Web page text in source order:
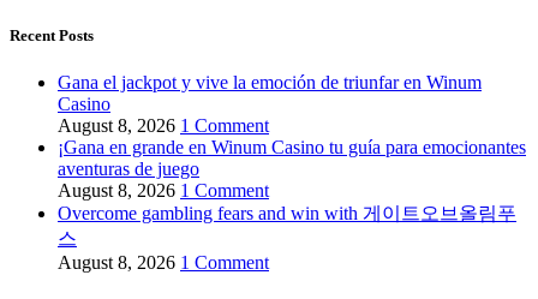
Recent Posts
Gana el jackpot y vive la emoción de triunfar en Winum
Casino
August 8, 2026 1 Comment
¡Gana en grande en Winum Casino tu guía para emocionantes
aventuras de juego
August 8, 2026 1 Comment
Overcome gambling fears and win with 게이트오브올림푸
스
August 8, 2026 1 Comment